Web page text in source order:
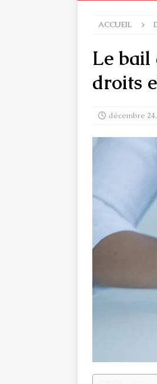
ACCUEIL
Le bail
droits
décembre